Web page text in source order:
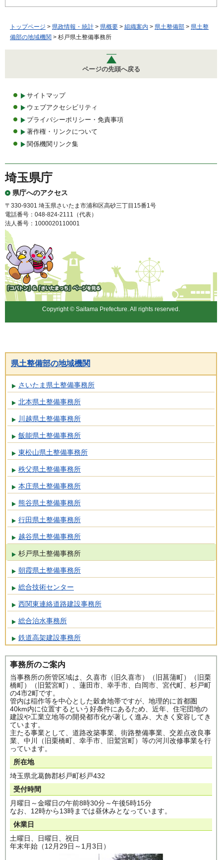
トップページ > 県政情報・統計 > 県概要 > 組織案内 > 県土整備部 > 県土整
備部の地域機関 > 杉戸県土整備事務所
ページの先頭へ戻る
サイトマップ
ウェブアクセシビリティ
プライバシーポリシー・免責事項
著作権・リンクについて
関係機関リンク集
埼玉県庁
県庁へのアクセス
〒330-9301 埼玉県さいたま市浦和区高砂三丁目15番1号
電話番号：048-824-2111（代表）
法人番号：1000020110001
「コバトン」&「さいたまっ
ち」
Copyright © Saitama Prefecture. All rights reserved.
県土整備部の地域機関
さいたま県土整備事務所
北本県土整備事務所
川越県土整備事務所
飯能県土整備事務所
東松山県土整備事務所
秩父県土整備事務所
本庄県土整備事務所
熊谷県土整備事務所
行田県土整備事務所
越谷県土整備事務所
杉戸県土整備事務所
朝霞県土整備事務所
総合技術センター
西関東連絡道路建設事務所
総合治水事務所
鉄道高架建設事務所
事務所のご案内
当事務所の所管区域は、久喜市（旧久喜市）（旧菖蒲町）（旧栗
橋町）（旧鷲宮町）、蓮田市、幸手市、白岡市、宮代町、杉戸町
の4市2町です。
管内は稲作等を中心とした穀倉地帯ですが、地理的に首都圏
40km内に位置するという好条件にあるため、近年、住宅団地の
建設や工業立地等の開発都市化が著しく進み、大きく変容してき
ています。
主たる事業として、道路改築事業、街路整備事業、交差点改良事
業、中川（旧栗橋町、幸手市、旧鷲宮町）等の河川改修事業を行
っています。
所在地
埼玉県北葛飾郡杉戸町杉戸432
受付時間
月曜日～金曜日の午前8時30分～午後5時15分
なお、12時から13時までは昼休みとなっています。
休業日
土曜日、日曜日、祝日
年末年始（12月29日～1月3日）